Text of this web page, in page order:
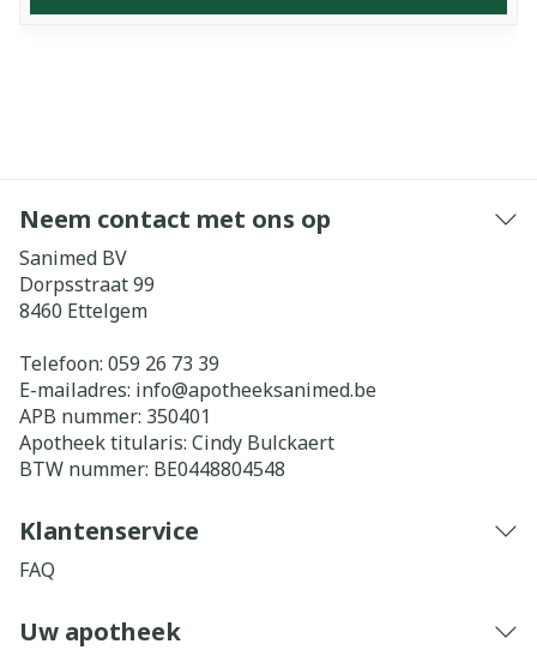
Neem contact met ons op
Sanimed BV
Dorpsstraat 99
8460 Ettelgem
Telefoon: 059 26 73 39
E-mailadres: info@apotheeksanimed.be
APB nummer: 350401
Apotheek titularis: Cindy Bulckaert
BTW nummer: BE0448804548
Klantenservice
FAQ
Uw apotheek